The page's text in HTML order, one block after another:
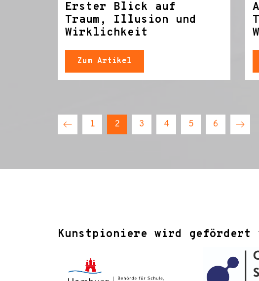
Erster Blick auf
Traum, Illusion und
Wirklichkeit
Zum Artikel
1 2 3 4 5 6
Kunstpioniere wird gefördert